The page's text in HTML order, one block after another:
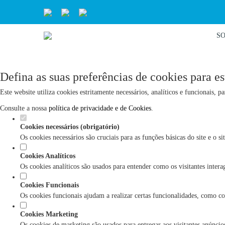
Defina as suas preferências de cookies para
Este website utiliza cookies estritamente necessários, analíticos e funcionais,
Consulte a nossa política de privacidade e de Cookies.
Cookies necessários (obrigatório)
Os cookies necessários são cruciais para as funções básicas do site e o
Cookies Analíticos
Os cookies analíticos são usados para entender como os visitantes
Cookies Funcionais
Os cookies funcionais ajudam a realizar certas funcionalidades, como
Cookies Marketing